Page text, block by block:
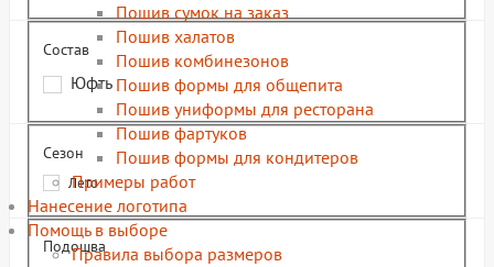
Пошив сумок на заказ
Пошив халатов
Пошив комбинезонов
Пошив формы для общепита
Пошив униформы для ресторана
Пошив фартуков
Пошив формы для кондитеров
Примеры работ
Нанесение логотипа
Помощь в выборе
Правила выбора размеров
Состав
Юфть
Сезон
Лето
Подошва